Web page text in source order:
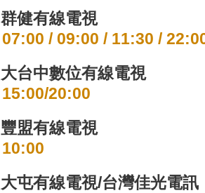
群健有線電視
07:00 / 09:00 / 11:30 /
大台中數位有線電視
15:00/20:00
豐盟有線電視
10:00
大屯有線電視/台灣佳光電訊